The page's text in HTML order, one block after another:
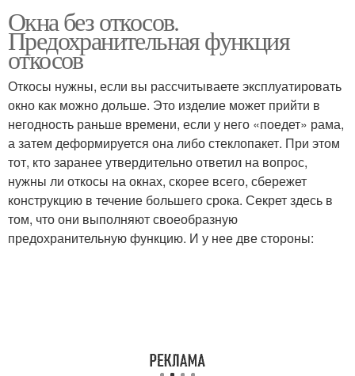
Откосы на пластиковые
окна
Окна без откосов.
Предохранительная функция
откосов
Откосы нужны, если вы рассчитываете эксплуатировать
окно как можно дольше. Это изделие может прийти в
негодность раньше времени, если у него «поедет» рама,
а затем деформируется она либо стеклопакет. При этом
тот, кто заранее утвердительно ответил на вопрос,
нужны ли откосы на окнах, скорее всего, сбережет
конструкцию в течение большего срока. Секрет здесь в
том, что они выполняют своеобразную
предохранительную функцию. И у нее две стороны: